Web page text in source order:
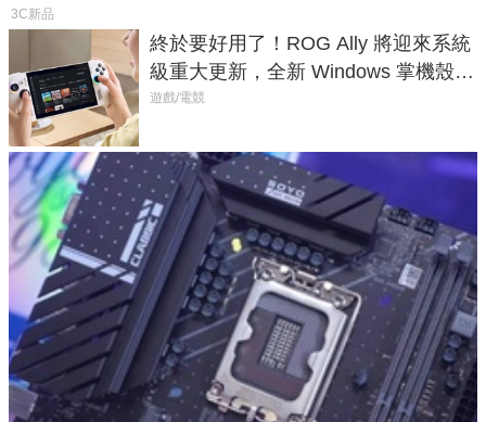
3C新品
終於要好用了！ROG Ally 將迎來系統
級重大更新，全新 Windows 掌機殼模
式讓操作就像 Xbox 一樣順暢
遊戲/電競